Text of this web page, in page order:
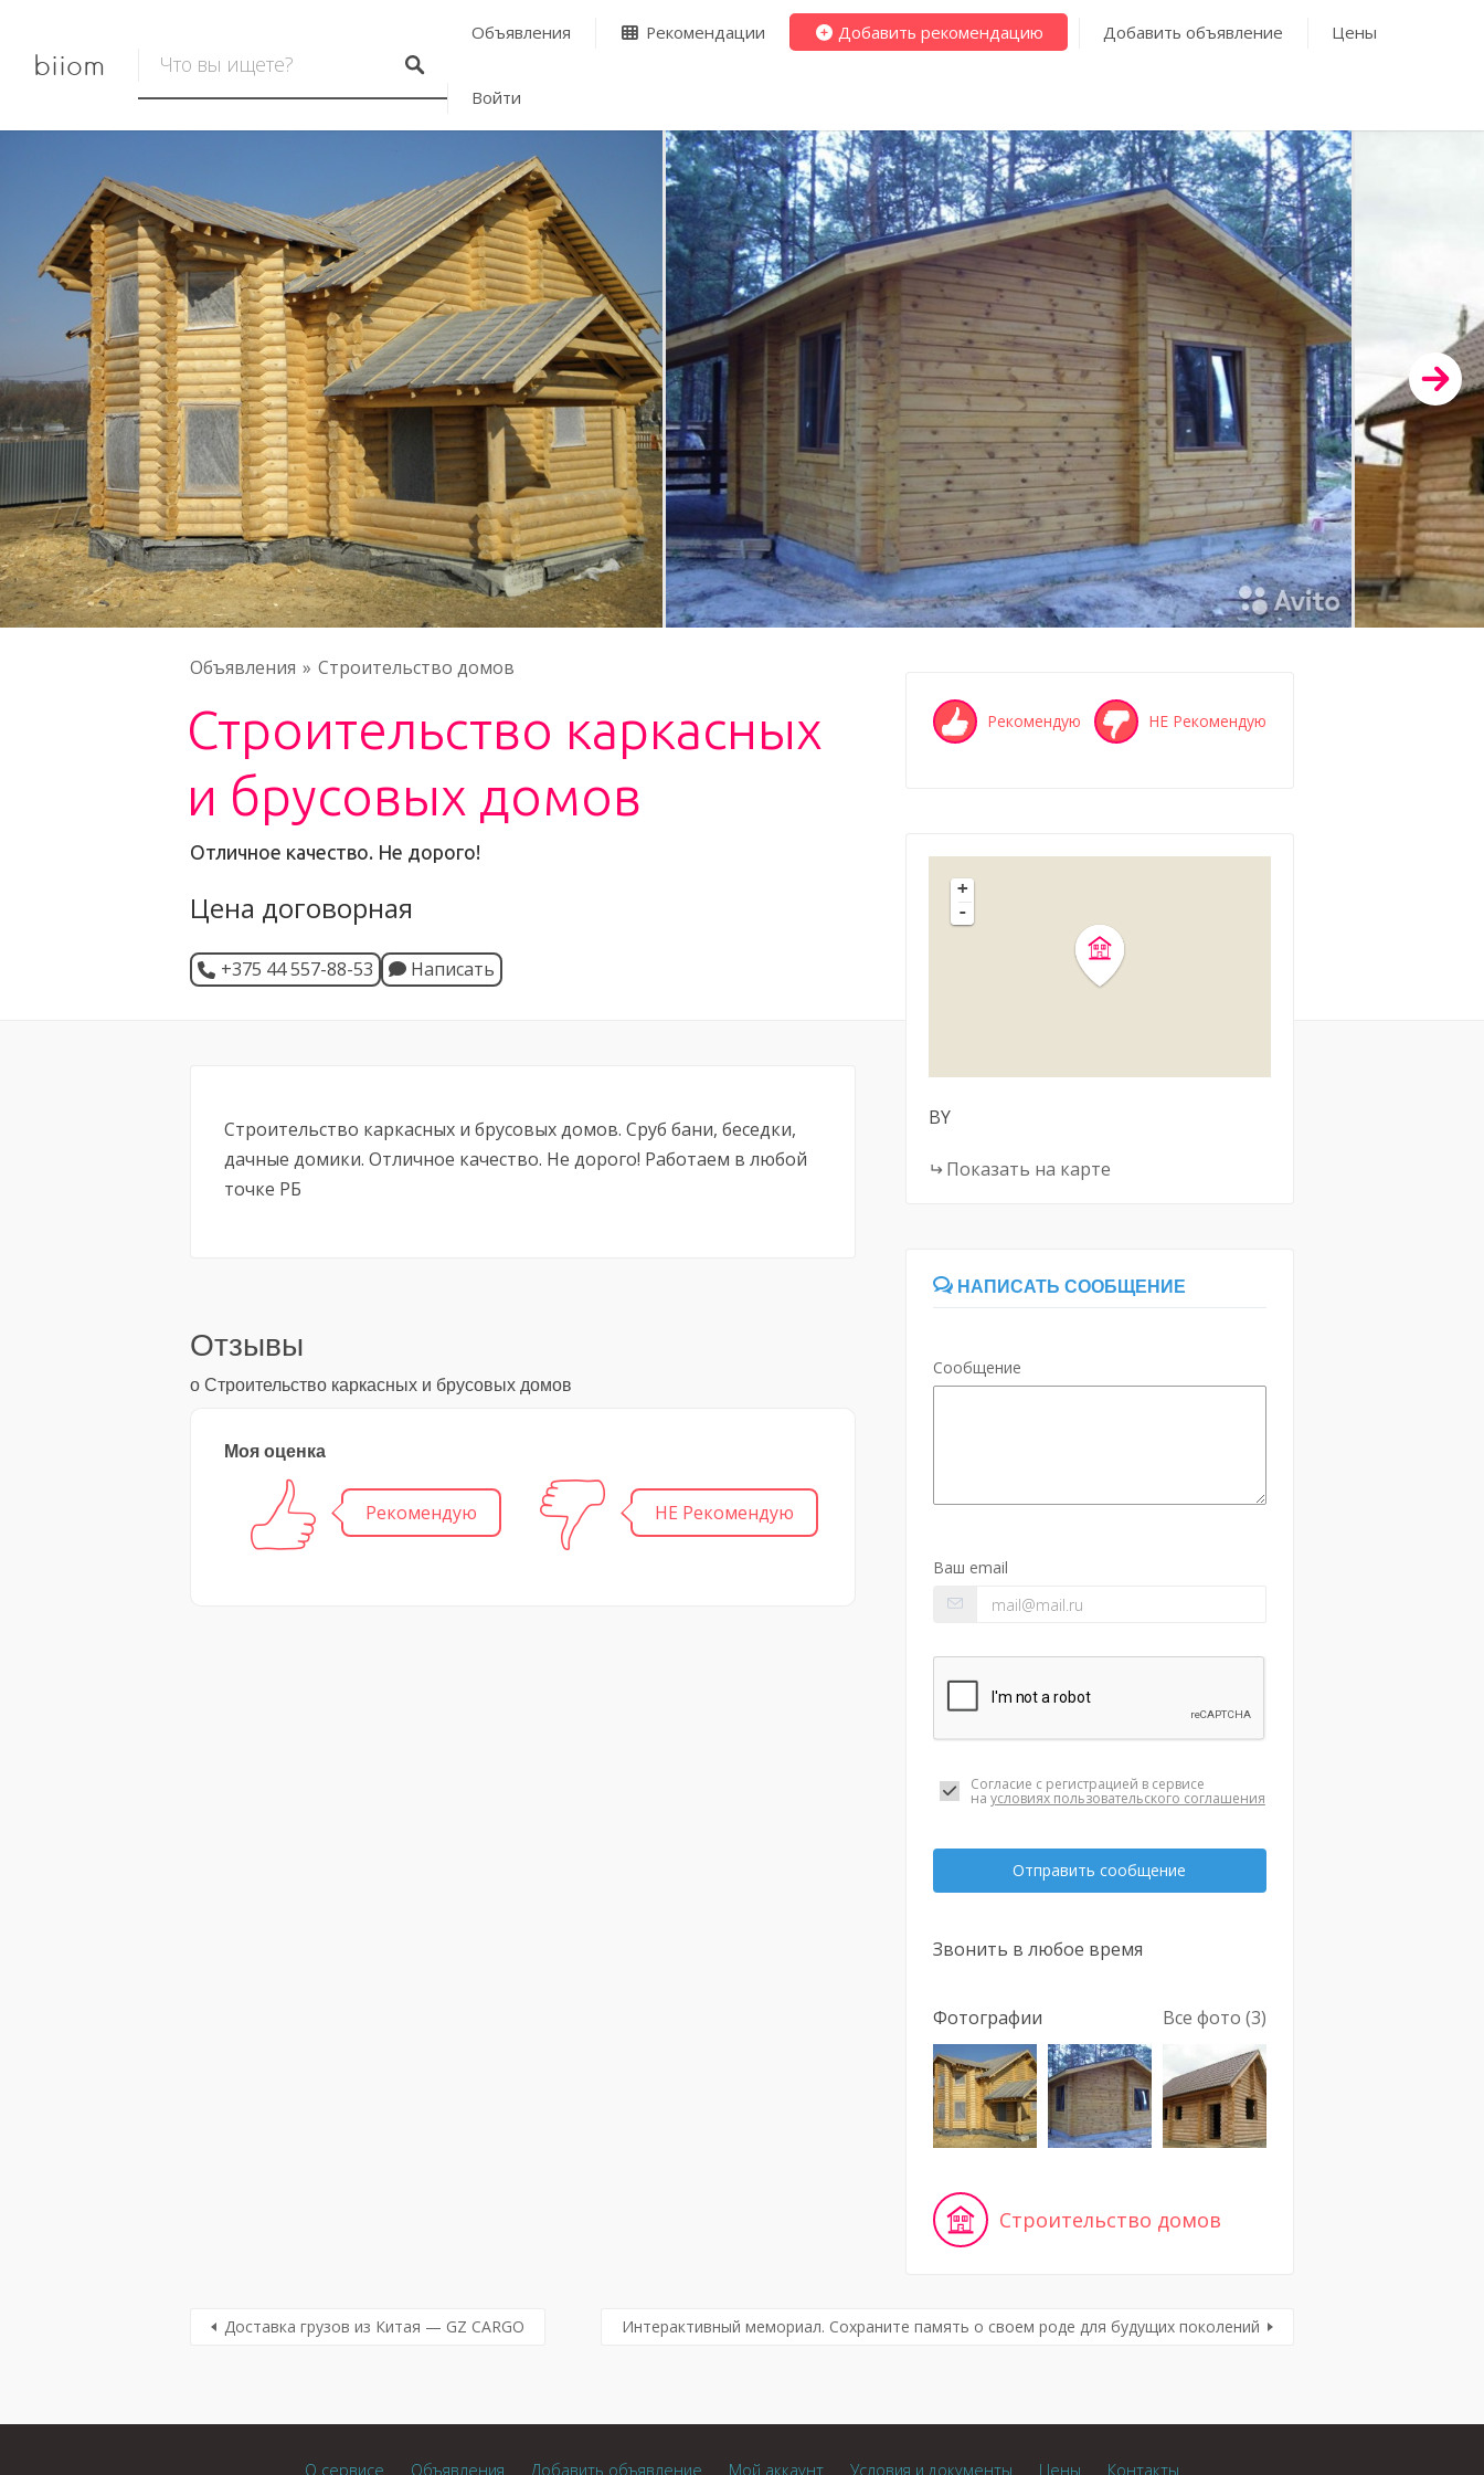
biiom
Объявления Рекомендации Добавить рекомендацию Добавить объявление Цены
Войти
Объявления Строительство домов
Строительство каркасных
и брусовых домов
Отличное качество. Не дорого!
Цена договорная
+375 44 557-88-53 Написать
Строительство каркасных и брусовых домов. Сруб бани, беседки,
дачные домики. Отличное качество. Не дорого! Работаем в любой
точке РБ
Отзывы
о Строительство каркасных и брусовых домов
Моя оценка
Рекомендую НЕ Рекомендую
Рекомендую НЕ Рекомендую
+
-
BY
Показать на карте
НАПИСАТЬ СООБЩЕНИЕ
Сообщение
Ваш email
Согласие с регистрацией в сервисе
на условиях пользовательского соглашения
Отправить сообщение
Звонить в любое время
Фотографии Все фото (3)
Строительство домов
Доставка грузов из Китая — GZ CARGO Интерактивный мемориал. Сохраните память о своем роде для будущих поколений
О сервисе Объявления Добавить объявление Мой аккаунт Условия и документы Цены Контакты